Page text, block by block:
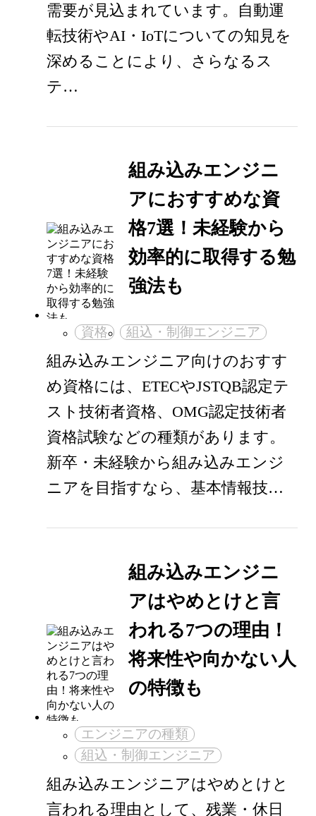
需要が見込まれています。自動運
転技術やAI・IoTについての知見を
深めることにより、さらなるス
テ…
組み込みエンジニ
アにおすすめな資
格7選！未経験から
効率的に取得する勉
強法も
資格 組込・制御エンジニア
組み込みエンジニア向けのおすす
め資格には、ETECやJSTQB認定テ
スト技術者資格、OMG認定技術者
資格試験などの種類があります。
新卒・未経験から組み込みエンジ
ニアを目指すなら、基本情報技…
組み込みエンジニ
アはやめとけと言
われる7つの理由！
将来性や向かない人
の特徴も
エンジニアの種類
組込・制御エンジニア
組み込みエンジニアはやめとけと
言われる理由として、残業・休日